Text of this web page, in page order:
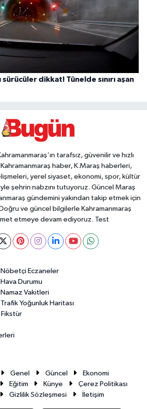
sürücüler dikkat! Tünelde sınırı aşan
tarafsız, güvenilir ve hızlı
Kahramanmaraş haber, K.Maraş haberleri,
yerel siyaset, ekonomi, spor, kültür
şehrin nabzını tutuyoruz. Güncel Maraş
gündemini yakından takip etmek için
ve güncel bilgilerle Kahramanmaraş
etmeye devam ediyoruz. Test
Nöbetçi Eczaneler
Durumu
Vakitleri
Yoğunluk Haritası
Fikstür
Genel Güncel
Ekonomi
Eğitim Künye
Çerez Politikası
Gizlilik Sözleşmesi İletişim